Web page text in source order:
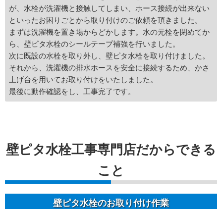
が、水栓が洗濯機と接触してしまい、ホース接続が出来ない
といったお困りごとから取り付けのご依頼を頂きました。
まずは洗濯機を置き場からどかします。水の元栓を閉めてか
ら、壁ピタ水栓のシールテープ補強を行いました。
次に既設の水栓を取り外し、壁ピタ水栓を取り付けました。
それから、洗濯機の排水ホースを安全に接続するため、かさ
上げ台を用いてお取り付けをいたしました。
最後に動作確認をし、工事完了です。
壁ピタ水栓工事専門店だからできる
こと
壁ピタ水栓のお取り付け作業